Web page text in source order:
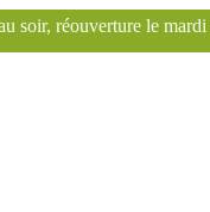
Le site